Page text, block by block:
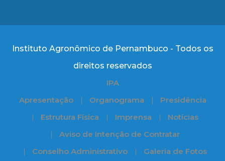
Instituto Agronômico de Pernambuco - Todos os
direitos reservados
IPA
Apresentação
Organograma
Presidência
Estrutura Física
Imprensa
Notícias
Aviso de Intenção de Contratar
Conselho Administrativo
Galeria de Fotos